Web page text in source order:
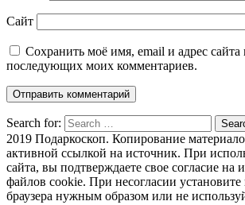
Сайт
Сохранить моё имя, email и адрес сайта
последующих моих комментариев.
Search for:
2019 Подаркоскоп. Копирование
активной ссылкой на источник. При
сайта, вы подтверждаете свое согласие на
файлов cookie. При несогласии установите
браузера нужным образом или не